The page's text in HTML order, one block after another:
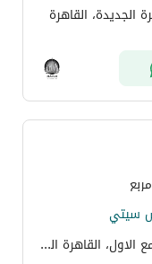
الجديدة، القاهرة
سيتي
ريماس سيتي، المستثمرين الشمالية، التجمع الاول، القاهرة الجديدة، القاهرة